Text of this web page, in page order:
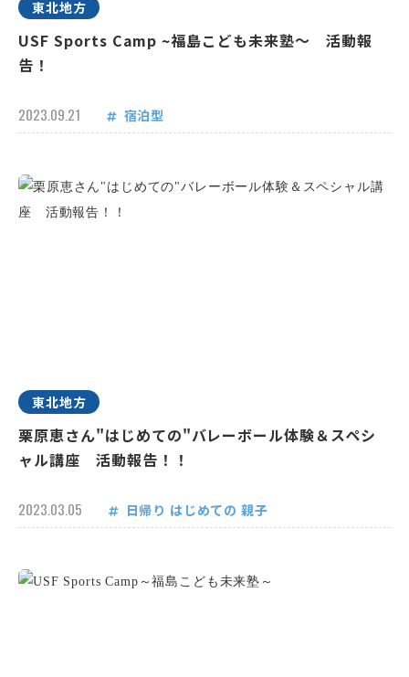
東北地方
USF Sports Camp ~福島こども未来塾～ 活動報
告！
2023.09.21 宿泊型
東北地方
栗原恵さん"はじめての"バレーボール体験＆スペシ
ャル講座 活動報告！！
2023.03.05 日帰り はじめての 親子